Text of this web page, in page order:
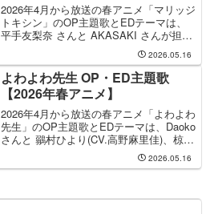
2026年4月から放送の春アニメ「マリッジ
トキシン」のOP主題歌とEDテーマは、
平手友梨奈 さんと AKASAKI さんが担当
します。OP主題歌は 平手友梨奈 さんが
担当し、OP主題歌のタイトルは「Kill or
Kiss」です。EDテーマ...
2026.05.16
よわよわ先生 OP・ED主題歌
【2026年春アニメ】
2026年4月から放送の春アニメ「よわよわ
先生」のOP主題歌とEDテーマは、Daoko
さんと 鶸村ひより(CV.高野麻里佳)、椋林
瑞希(CV.伊駒ゆりえ)、雪下祐樹(CV.篠原
侑) さんが担当します。OP主題歌を手掛
2026.05.16